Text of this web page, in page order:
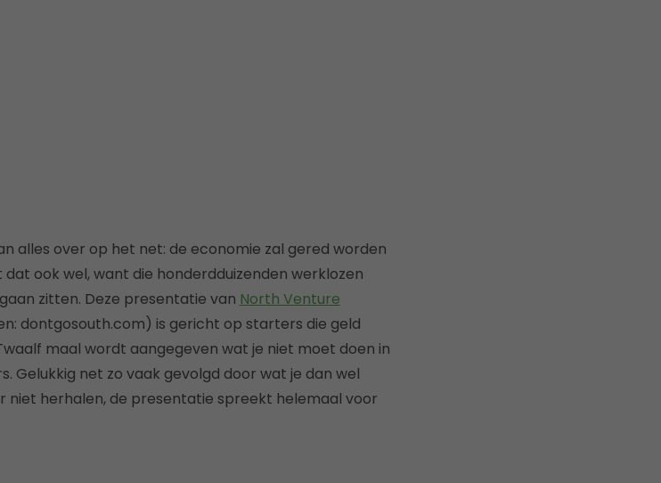
alles over op het net: de economie zal gered worden
ook wel, want die honderdduizenden werklozen
zitten. Deze presentatie van North Venture
dontgosouth.com) is gericht op starters die geld
maal wordt aangegeven wat je niet moet doen in
Gelukkig net zo vaak gevolgd door wat je dan wel
niet herhalen, de presentatie spreekt helemaal voor